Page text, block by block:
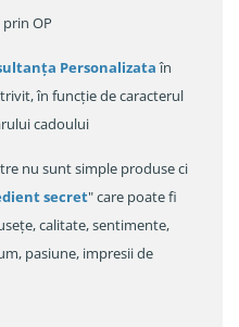
OP
Personalizataîn
în funcție de caracterul
cadoului
nu sunt simple produse ci
secret" care poate fi
calitate, sentimente,
pasiune, impresii de